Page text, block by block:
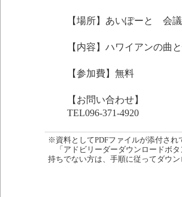
【場所】あいぽーと 会
【内容】ハワイアンの曲
【参加費】無料
【お問い合わせ】
TEL096-371-4920
※資料としてPDFファイルが添付され
「アドビリーダーダウンロードボ
持ちでない方は、手順に従ってダウ